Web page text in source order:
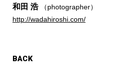
和田 浩
（photographer）
http://wadahiroshi.com/
BACK